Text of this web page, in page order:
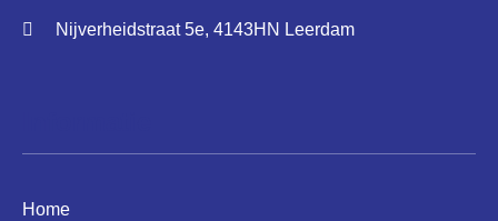
Nijverheidstraat 5e, 4143HN Leerdam
Home